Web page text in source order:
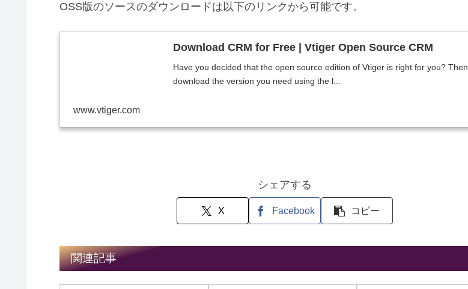
OSS版のソースのダウンロードは以下のリンクから可能です。
Download CRM for Free | Vtiger Open Source CRM
Have you decided that the open source edition of Vtiger is right for you? Then
download the version you need using the l...
www.vtiger.com
シェアする
X Facebook コピー
関連記事